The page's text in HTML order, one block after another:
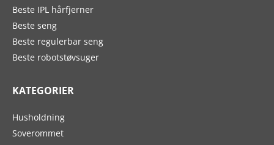
KATEGORIER
Husholdning
Soverommet
Beste IPL hårfjerner
Beste seng
Beste regulerbar seng
Beste robotstøvsuger